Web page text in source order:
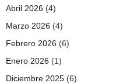
Abril 2026 (4)
Marzo 2026 (4)
Febrero 2026 (6)
Enero 2026 (1)
Diciembre 2025 (6)